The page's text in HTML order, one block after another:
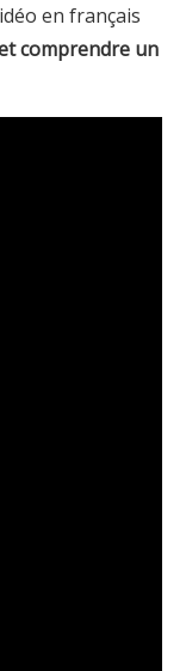
en français
comprendre un